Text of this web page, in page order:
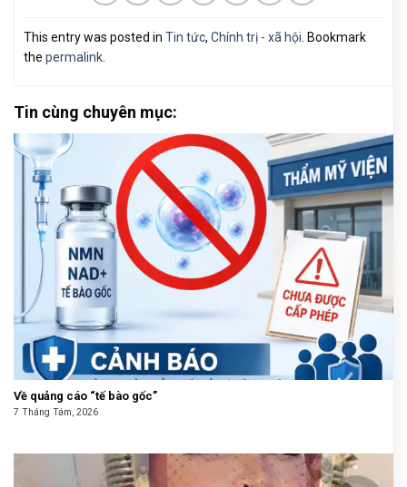
This entry was posted in Tin tức, Chính trị - xã hội . Bookmark
the permalink
Tin cùng chuyên mục:
Về quảng cáo “tế bào gốc”
7 Tháng Tám, 2026